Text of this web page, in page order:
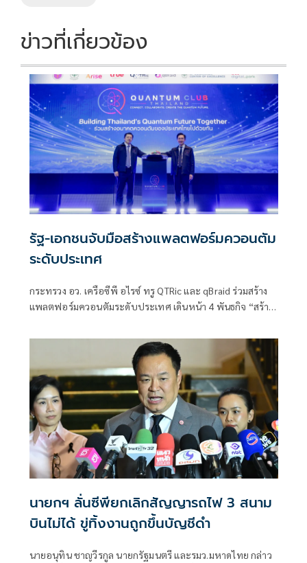
ข่าวที่เกี่ยวข้อง
รัฐ-เอกชนจับมือสร้างแพลตฟอร์มควอนตัม
ระดับประเทศ
กระทรวง อว. เครือซีพี อไรซ์ ทรู QTRic และ qBraid ร่วมสร้าง
แพลตฟอร์มควอนตัมระดับประเทศ เดินหน้า 4 พันธกิจ “สร้าง
ผลักดันประเทศไทยสู่การเป็นผู้ร่วมสร้างเทคโนโลยีควอนตัม
นายกฯ ลั่นซีพียกเลิกสัญญารถไฟ 3 สนาม
บินไม่ได้ ขู่ทิ้งงานถูกขึ้นบัญชีดำ
นายอนุทิน ชาญวีรกูล นายกรัฐมนตรี และรมว.มหาดไทย กล่าว